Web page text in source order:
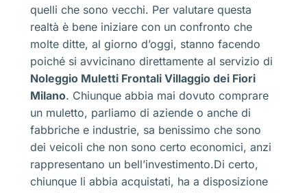
quelli che sono vecchi. Per valutare questa
realtà è bene iniziare con un confronto che
molte ditte, al giorno d’oggi, stanno facendo
poiché si avvicinano direttamente al servizio di
Noleggio Muletti Frontali Villaggio dei Fiori
Milano. Chiunque abbia mai dovuto comprare
un muletto, parliamo di aziende o anche di
fabbriche e industrie, sa benissimo che sono
dei veicoli che non sono certo economici, anzi
rappresentano un bell’investimento.Di certo,
chiunque li abbia acquistati, ha a disposizione